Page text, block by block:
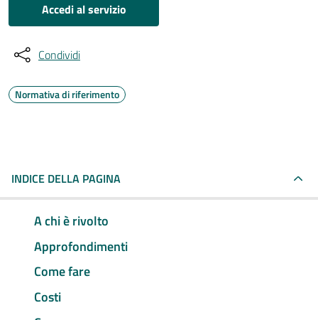
Accedi al servizio
Condividi
Normativa di riferimento
INDICE DELLA PAGINA
A chi è rivolto
Approfondimenti
Come fare
Costi